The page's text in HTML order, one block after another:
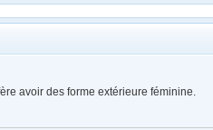
avoir des forme extérieure féminine.